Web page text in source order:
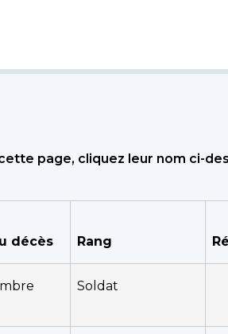
page, cliquez leur nom ci-
décès Rang
Soldat